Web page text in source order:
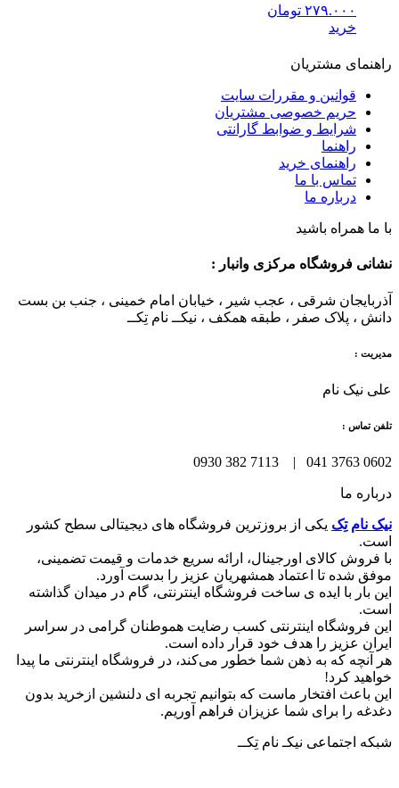
۲۷۹.۰۰۰ تومان
خرید
راهنمای مشتریان
قوانین و مقررات سایت
حریم خصوصی مشتریان
شرایط و ضوابط گارانتی
راهنما
راهنمای خرید
تماس با ما
درباره ما
با ما همراه باشید
نشانی فروشگاه مرکزی وانبار :
آذربایجان شرقی ، عجب شیر ، خیابان امام خمینی ، جنب بن بست
دانش ، پلاک صفر ، طبقه همکف ، نیکــ نام تِکــ
مدیریت :
علی نیک نام
تلفن تماس :
0602 3763 041 | 7113 382 0930
درباره ما
نیک نام تِک یکی از بروزترین فروشگاه های دیجیتالی سطح کشور
است.
با فروش کالای اورجینال، ارائه سریع خدمات و قیمت تضمینی،
موفق شده تا اعتماد همشهریان عزیز را بدست آورد.
این بار با ایده ی ساخت فروشگاه اینترنتی، گام در میدان گذاشته
است.
این فروشگاه اینترنتی کسب رضایت هموطنان گرامی در سراسر
ایران عزیز را هدف خود قرار داده است.
هر آنچه که به ذهن شما خطور می‌کند، در فروشگاه اینترنتی ما پیدا
خواهید کرد!
این باعث افتخار ماست که بتوانیم تجربه ای دلنشین ازخرید بدون
دغدغه را برای شما عزیزان فراهم آوریم.
شبکه‌ اجتماعی نیکـ نام تِکــ